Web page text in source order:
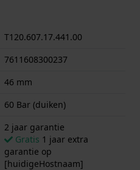
garantie.
T120.607.17.441.00
7611608300237
46 mm
60 Bar (duiken)
2 jaar garantie
Gratis 1 jaar extra
garantie op
[huidigeHostnaam]